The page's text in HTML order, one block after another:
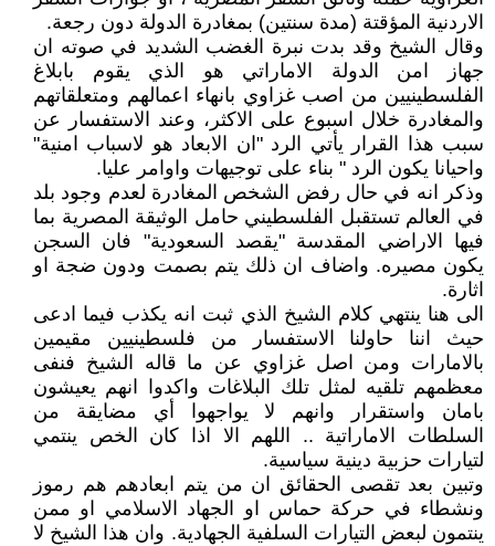
الاردنية المؤقتة (مدة سنتين) بمغادرة الدولة دون رجعة.
وقال الشيخ وقد بدت نبرة الغضب الشديد في صوته ان
جهاز امن الدولة الاماراتي هو الذي يقوم بابلاغ
الفلسطينيين من اصب غزاوي بانهاء اعمالهم ومتعلقاتهم
والمغادرة خلال اسبوع على الاكثر، وعند الاستفسار عن
سبب هذا القرار يأتي الرد "ان الابعاد هو لاسباب امنية"
واحيانا يكون الرد " بناء على توجيهات واوامر عليا.
وذكر انه في حال رفض الشخص المغادرة لعدم وجود بلد
في العالم تستقبل الفلسطيني حامل الوثيقة المصرية بما
فيها الاراضي المقدسة "يقصد السعودية" فان السجن
يكون مصيره. واضاف ان ذلك يتم بصمت ودون ضجة او
اثارة.
الى هنا ينتهي كلام الشيخ الذي ثبت انه يكذب فيما ادعى
حيث اننا حاولنا الاستفسار من فلسطينيين مقيمين
بالامارات ومن اصل غزاوي عن ما قاله الشيخ فنفى
معظمهم تلقيه لمثل تلك البلاغات واكدوا انهم يعيشون
بامان واستقرار وانهم لا يواجهوا أي مضايقة من
السلطات الاماراتية .. اللهم الا اذا كان الخص ينتمي
لتيارات حزبية دينية سياسية.
وتبين بعد تقصى الحقائق ان من يتم ابعادهم هم رموز
ونشطاء في حركة حماس او الجهاد الاسلامي او ممن
ينتمون لبعض التيارات السلفية الجهادية. وان هذا الشيخ لا